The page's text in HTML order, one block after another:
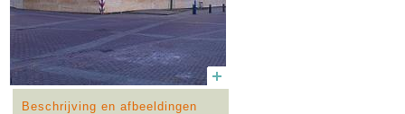
Beschrijving en afbeeldingen